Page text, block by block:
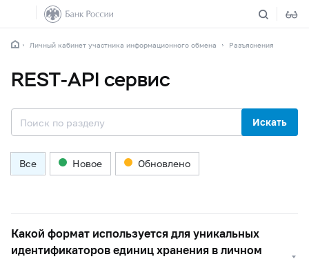
Личный кабинет участника информационного обмена Разъяснения
REST-API сервис
Искать
Все Новое Обновлено
Какой формат используется для уникальных
идентификаторов единиц хранения в личном